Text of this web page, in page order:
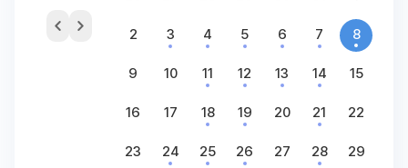
2 3 4 5 6 7 8
9 10 11 12 13 14 15
16 17 18 19 20 21 22
23 24 25 26 27 28 29